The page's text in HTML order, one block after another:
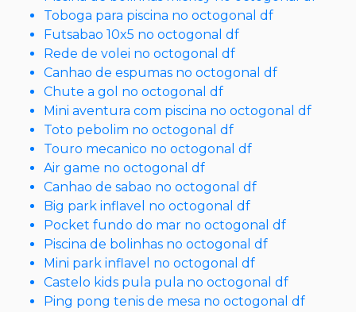
Toboga para piscina no octogonal df
Futsabao 10x5 no octogonal df
Rede de volei no octogonal df
Canhao de espumas no octogonal df
Chute a gol no octogonal df
Mini aventura com piscina no octogonal df
Toto pebolim no octogonal df
Touro mecanico no octogonal df
Air game no octogonal df
Canhao de sabao no octogonal df
Big park inflavel no octogonal df
Pocket fundo do mar no octogonal df
Piscina de bolinhas no octogonal df
Mini park inflavel no octogonal df
Castelo kids pula pula no octogonal df
Ping pong tenis de mesa no octogonal df